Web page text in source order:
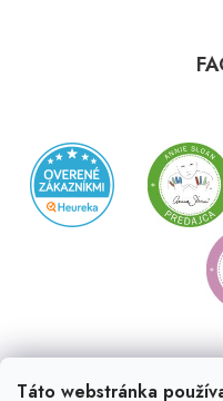
Táto webstránka